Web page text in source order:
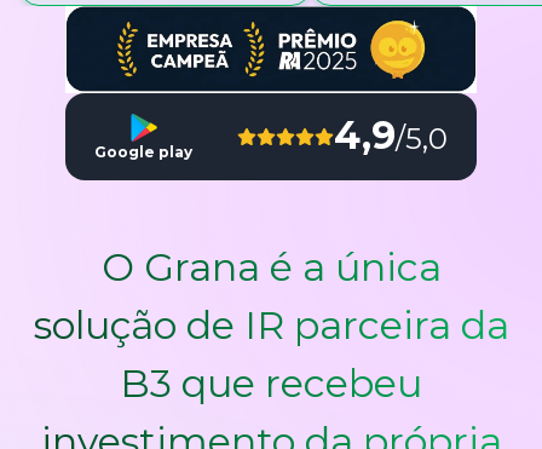
Google play 4,9/5,0
O Grana é a única
solução de IR parceira da
B3 que recebeu